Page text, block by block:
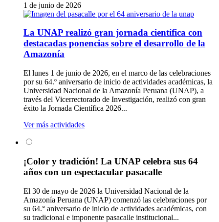
1 de junio de 2026
La UNAP realizó gran jornada científica con
destacadas ponencias sobre el desarrollo de la
Amazonía
El lunes 1 de junio de 2026, en el marco de las celebraciones
por su 64.º aniversario de inicio de actividades académicas, la
Universidad Nacional de la Amazonía Peruana (UNAP), a
través del Vicerrectorado de Investigación, realizó con gran
éxito la Jornada Científica 2026...
Ver más actividades
¡Color y tradición! La UNAP celebra sus 64
años con un espectacular pasacalle
El 30 de mayo de 2026 la Universidad Nacional de la
Amazonía Peruana (UNAP) comenzó las celebraciones por
su 64.° aniversario de inicio de actividades académicas, con
su tradicional e imponente pasacalle institucional...